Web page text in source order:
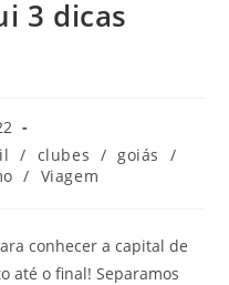
3 dicas
/ clubes / goiás
/
/ Viagem
conhecer a capital de
até o final! Separamos